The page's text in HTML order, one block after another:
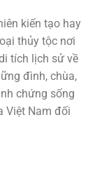
kiến tạo hay
thủy tộc nơi
tích lịch sử về
đình, chùa,
chứng sống
Việt Nam đối